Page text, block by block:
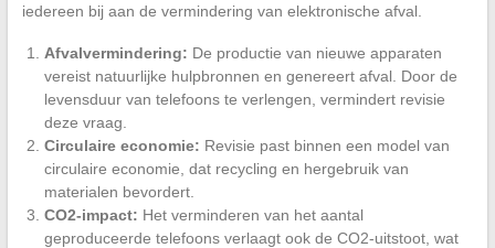
iedereen bij aan de vermindering van elektronische afval.
Afvalvermindering: De productie van nieuwe apparaten
vereist natuurlijke hulpbronnen en genereert afval. Door de
levensduur van telefoons te verlengen, vermindert revisie
deze vraag.
Circulaire economie: Revisie past binnen een model van
circulaire economie, dat recycling en hergebruik van
materialen bevordert.
CO2-impact: Het verminderen van het aantal
geproduceerde telefoons verlaagt ook de CO2-uitstoot, wat